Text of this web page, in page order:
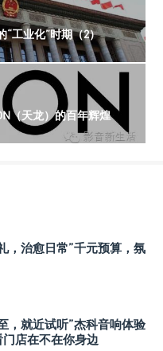
“工业化”时期（2）
（天龙）的百年辉煌
，治愈日常”千元预算，氛
，就近试听”杰科音响体验
店在不在你身边